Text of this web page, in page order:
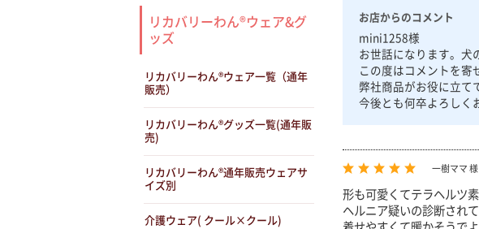
お店からのコメント
mini1258様
お世話になります。犬
この度はコメントを寄
弊社商品がお役に立て
今後とも何卒よろしく
一樹ママ 様
形も可愛くてテラヘルツ
ヘルニア疑いの診断され
リカバリーわん®ウェア&グ
ッズ
リカバリーわん®ウェア一覧（通年
販売）
リカバリーわん®グッズ一覧(通年販
売)
リカバリーわん®通年販売ウェアサ
イズ別
介護ウェア( クール×クール)